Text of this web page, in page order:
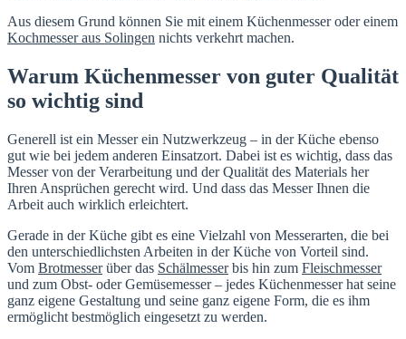
Aus diesem Grund können Sie mit einem Küchenmesser oder einem
Kochmesser aus Solingen nichts verkehrt machen.
Warum Küchenmesser von guter Qualität
so wichtig sind
Generell ist ein Messer ein Nutzwerkzeug – in der Küche ebenso
gut wie bei jedem anderen Einsatzort. Dabei ist es wichtig, dass das
Messer von der Verarbeitung und der Qualität des Materials her
Ihren Ansprüchen gerecht wird. Und dass das Messer Ihnen die
Arbeit auch wirklich erleichtert.
Gerade in der Küche gibt es eine Vielzahl von Messerarten, die bei
den unterschiedlichsten Arbeiten in der Küche von Vorteil sind.
Vom Brotmesserüber das Schälmesserbis hin zum Fleischmesser
und zum Obst- oder Gemüsemesser – jedes Küchenmesser hat seine
ganz eigene Gestaltung und seine ganz eigene Form, die es ihm
ermöglicht bestmöglich eingesetzt zu werden.